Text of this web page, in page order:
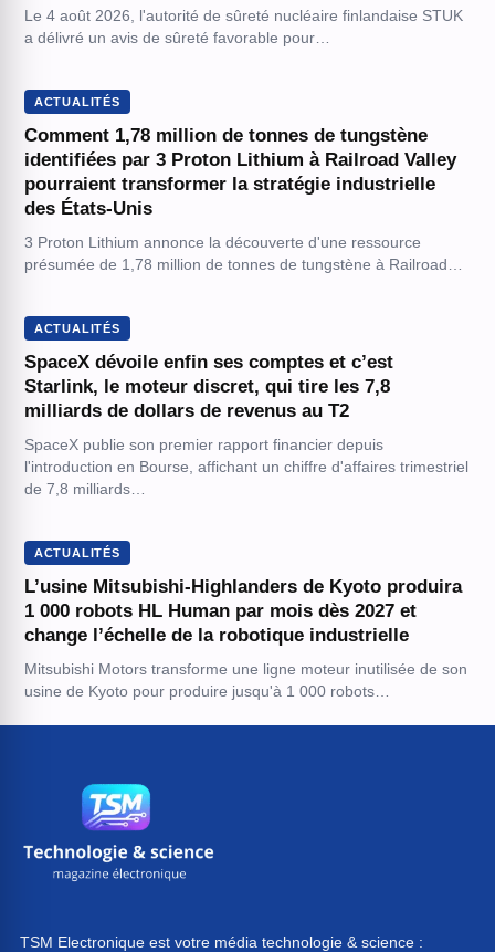
Le 4 août 2026, l'autorité de sûreté nucléaire finlandaise STUK
a délivré un avis de sûreté favorable pour…
ACTUALITÉS
Comment 1,78 million de tonnes de tungstène
identifiées par 3 Proton Lithium à Railroad Valley
pourraient transformer la stratégie industrielle
des États-Unis
3 Proton Lithium annonce la découverte d'une ressource
présumée de 1,78 million de tonnes de tungstène à Railroad…
ACTUALITÉS
SpaceX dévoile enfin ses comptes et c’est
Starlink, le moteur discret, qui tire les 7,8
milliards de dollars de revenus au T2
SpaceX publie son premier rapport financier depuis
l'introduction en Bourse, affichant un chiffre d'affaires trimestriel
de 7,8 milliards…
ACTUALITÉS
L’usine Mitsubishi-Highlanders de Kyoto produira
1 000 robots HL Human par mois dès 2027 et
change l’échelle de la robotique industrielle
Mitsubishi Motors transforme une ligne moteur inutilisée de son
usine de Kyoto pour produire jusqu'à 1 000 robots…
TSM Electronique est votre média technologie & science :